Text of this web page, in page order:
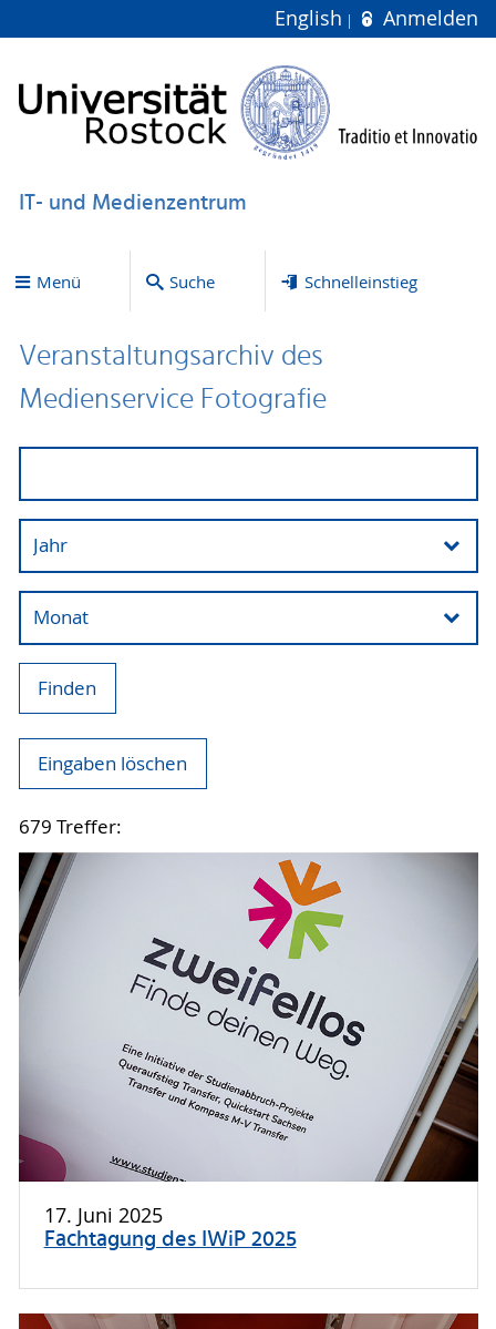
English Anmelden
IT- und Medienzentrum
Menü Suche Schnelleinstieg
Veranstaltungsarchiv des
Medienservice Fotografie
Finden
Eingaben löschen
679 Treffer:
17. Juni 2025
Fachtagung des IWiP 2025